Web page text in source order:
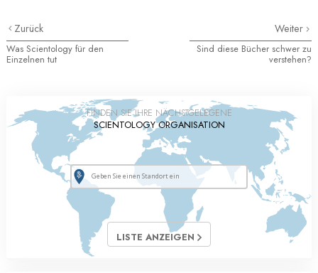
Zurück
Was Scientology für den
Einzelnen tut
Weiter
Sind diese Bücher schwer zu
verstehen?
FINDEN SIE IHRE NÄCHSTGELEGENE
SCIENTOLOGY ORGANISATION
LISTE ANZEIGEN